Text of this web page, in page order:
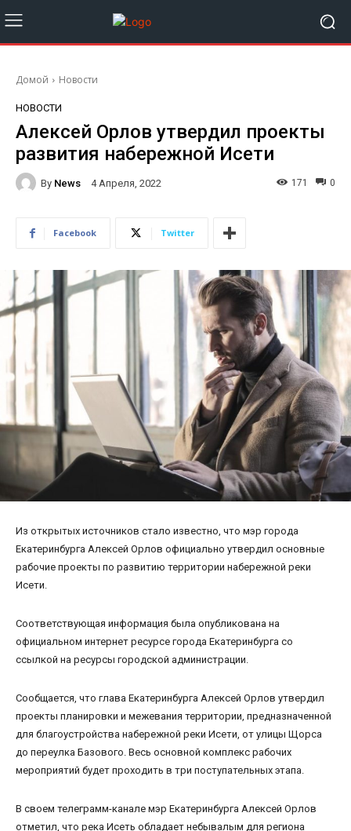
Домой Новости
НОВОСТИ
Алексей Орлов утвердил проекты
развития набережной Исети
By News 4 Апреля, 2022 0
171
Facebook Twitter
Из открытых источников стало известно, что мэр города
Екатеринбурга Алексей Орлов официально утвердил основные
рабочие проекты по развитию территории набережной реки
Исети.
Соответствующая информация была опубликована на
официальном интернет ресурсе города Екатеринбурга со
ссылкой на ресурсы городской администрации.
Сообщается, что глава Екатеринбурга Алексей Орлов утвердил
проекты планировки и межевания территории, предназначенной
для благоустройства набережной реки Исети, от улицы Щорса
до переулка Базового. Весь основной комплекс рабочих
мероприятий будет проходить в три поступательных этапа.
В своем телеграмм-канале мэр Екатеринбурга Алексей Орлов
отметил, что река Исеть обладает небывалым для региона